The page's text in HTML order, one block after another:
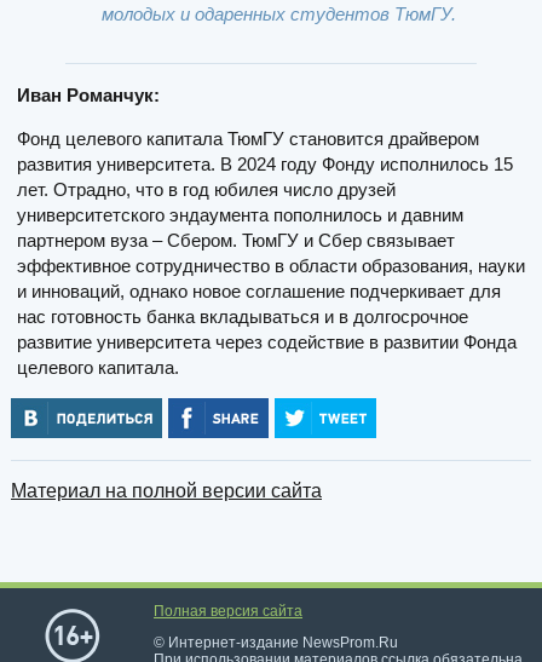
молодых и одаренных студентов ТюмГУ.
Иван Романчук:
Фонд целевого капитала ТюмГУ становится драйвером
развития университета. В 2024 году Фонду исполнилось 15
лет. Отрадно, что в год юбилея число друзей
университетского эндаумента пополнилось и давним
партнером вуза – Сбером. ТюмГУ и Сбер связывает
эффективное сотрудничество в области образования, науки
и инноваций, однако новое соглашение подчеркивает для
нас готовность банка вкладываться и в долгосрочное
развитие университета через содействие в развитии Фонда
целевого капитала.
Материал на полной версии сайта
Полная версия сайта
© Интернет-издание NewsProm.Ru